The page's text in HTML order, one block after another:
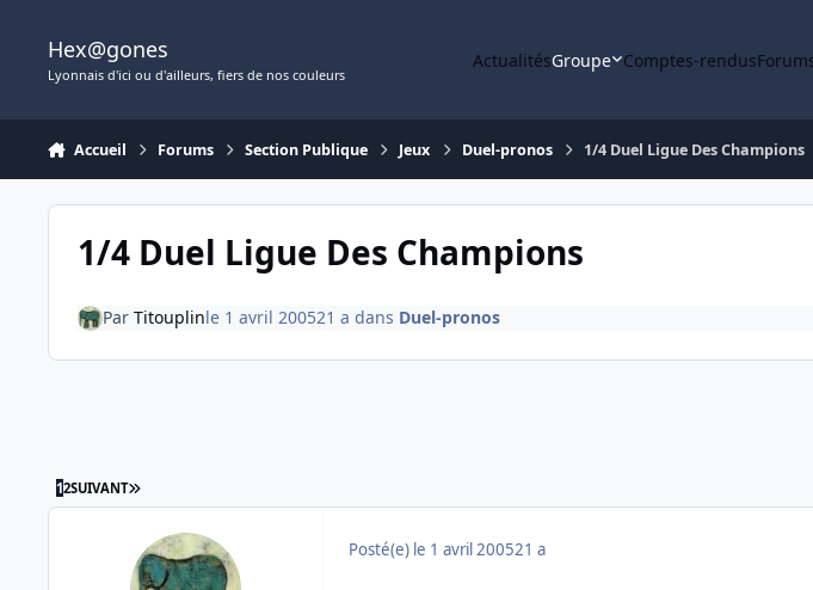
Hex@gones
Lyonnais d'ici ou d'ailleurs, fiers de nos couleurs
ActualitésGroupe Comptes-rendus
Accueil Forums Section Publique Jeux Duel-pronos 1/4 Duel Ligue Des Champions
1/4 Duel Ligue Des Champions
Par Titouplinle 1 avril 200521 a dans Duel-pronos
12SUIVANT DERNIÈRE PAGE
Posté(e) le 1 avril 200521 a